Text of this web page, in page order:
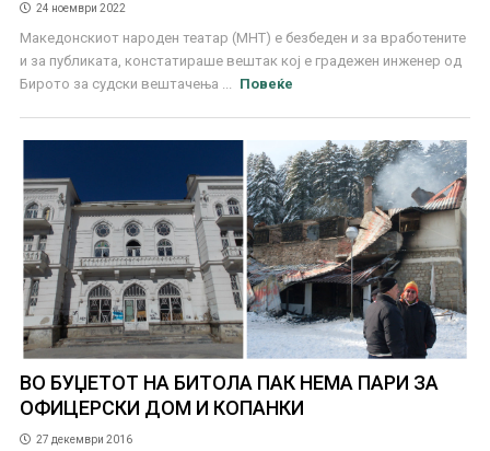
24 ноември 2022
Македонскиот народен театар (МНТ) е безбеден и за вработените
и за публиката, констатираше вештак кој е градежен инженер од
Бирото за судски вештачења ...
Повеќе
ВО БУЏЕТОТ НА БИТОЛА ПАК НЕМА ПАРИ ЗА
ОФИЦЕРСКИ ДОМ И КОПАНКИ
27 декември 2016